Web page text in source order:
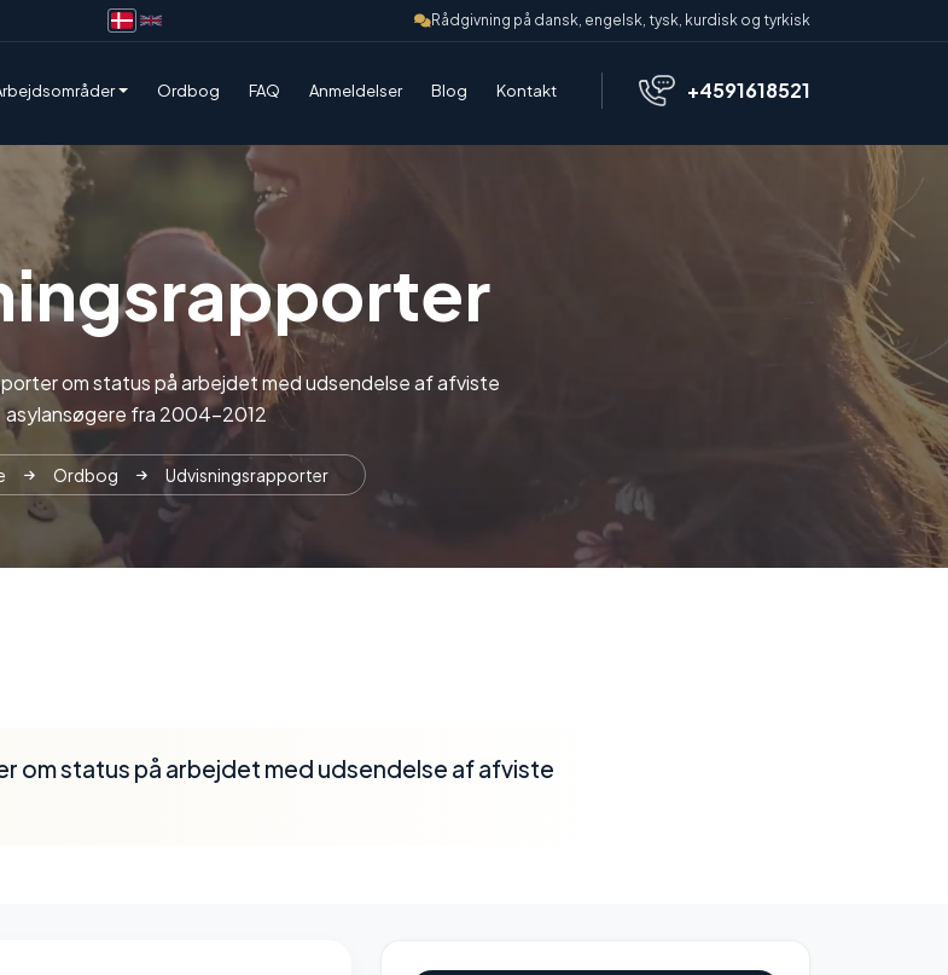
Rådgivning på dansk, engelsk, tysk, kurdisk og tyrkisk
Ordbog FAQ Anmeldelser Blog Kontakt +4591618521
om status på arbejdet med udsendelse af afviste
asylansøgere fra 2004-2012
Ordbog Udvisningsrapporter
om status på arbejdet med udsendelse af afviste